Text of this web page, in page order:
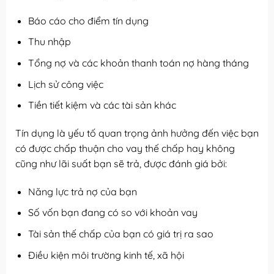
Báo cáo cho điểm tín dụng
Thu nhập
Tổng nợ và các khoản thanh toán nợ hàng tháng
Lịch sử công việc
Tiền tiết kiệm và các tài sản khác
Tín dụng là yếu tố quan trọng ảnh hưởng đến việc bạn
có được chấp thuận cho vay thế chấp hay không
cũng như lãi suất bạn sẽ trả, được đánh giá bởi:
Năng lực trả nợ của bạn
Số vốn bạn đang có so với khoản vay
Tài sản thế chấp của bạn có giá trị ra sao
Điều kiện môi trường kinh tế, xã hội